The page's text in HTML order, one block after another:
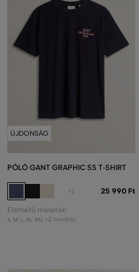
ÚJDONSÁG
PÓLÓ GANT GRAPHIC SS T-SHIRT
+1 25 990 Ft
Elérhető méretek:
S, M L XL XXL +2 további